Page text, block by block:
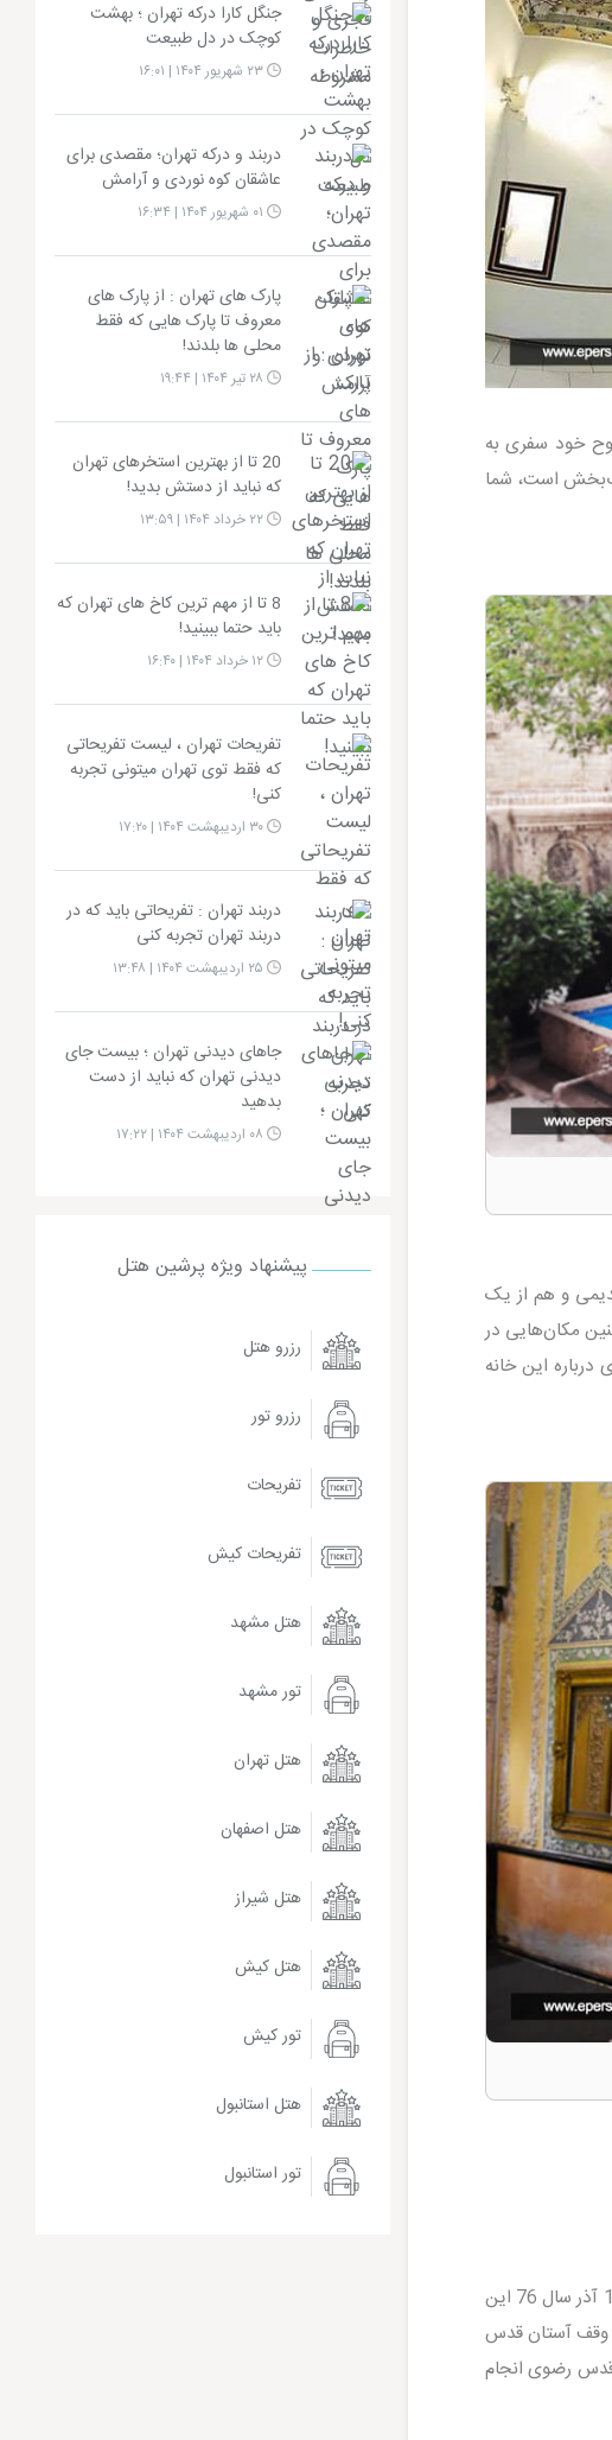
خود سفری به
است، شما
و هم از یک
مکان‌هایی در
درباره این خانه
این خانه قدیمی متعلق به حسین آقاملک بوده است و ایشان جزو بزرگ‌ترین واقفان معاصر ایران هستند. 16 آذر سال 76 این
ذکر است که حسین آقاملک در سال 1316 این خانه را وقف آستان قدس
قدس رضوی انجام
جنگل کارا درکه تهران ؛ بهشت
کوچک در دل طبیعت
۲۳ شهریور ۱۴۰۴ | ۱۶:۰۱
دربند و درکه تهران؛ مقصدی برای
عاشقان کوه‌ نوردی و آرامش
پارک های تهران : از پارک های
معروف تا پارک هایی که فقط
محلی ها بلدند!
20 تا از بهترین استخرهای تهران
که نباید از دستش بدید!
۲۲ خرداد ۱۴۰۴ | ۱۳:۵۹
8 تا از مهم ترین کاخ های تهران که
باید حتما ببینید!
۱۲ خرداد ۱۴۰۴ | ۱۶:۴۰
تفریحات تهران ، لیست تفریحاتی
که فقط توی تهران میتونی تجربه
کنی!
۳۰ اردیبهشت ۱۴۰۴ | ۱۷:۲۰
دربند تهران : تفریحاتی باید که در
دربند تهران تجربه کنی
جاهای دیدنی تهران ؛ بیست جای
دیدنی تهران که نباید از دست
بدهید
پیشنهاد ویژه پرشین هتل
رزرو هتل
رزرو تور
تفریحات
تفریحات کیش
هتل مشهد
تور مشهد
هتل تهران
هتل اصفهان
هتل شیراز
هتل کیش
تور کیش
هتل استانبول
تور استانبول